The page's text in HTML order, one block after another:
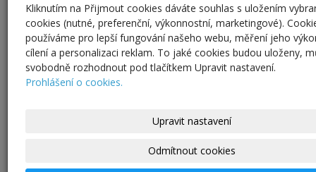
Esoterika a symbolické předměty 6
Dekor 9
Lampy a lustry
Hodiny
Kliknutím na Přijmout cookies dáváte souhlas s uložením
cookies (nutné, preferenční, výkonnostní, marketingové).
používáme pro lepší fungování našeho webu, měření jeho
cílení a personalizaci reklam. To jaké cookies budou uloženy,
svobodně rozhodnout pod tlačítkem Upravit nastavení.
Prohlášení o cookies.
Upravit nastavení
Odmítnout cookies